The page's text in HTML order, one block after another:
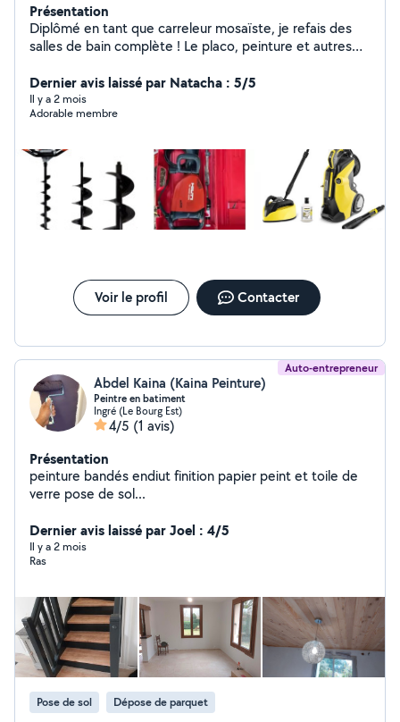
Présentation
Diplômé en tant que carreleur mosaïste, je refais des
salles de bain complète ! Le placo, peinture et autres
et véhiculé utilitaire et camion benne. N'hésitez pas à
me demander des informations
Dernier avis laissé par Natacha : 5/5
Il y a 2 mois
Adorable membre
Voir le profil Contacter
Auto-entrepreneur
Abdel Kaina (Kaina Peinture)
Peintre en batiment
Ingré (Le Bourg Est)
4/5 (1 avis)
Présentation
peinture bandés endiut finition papier peint et toile de
verre pose de sol...
Dernier avis laissé par Joel : 4/5
Il y a 2 mois
Ras
Pose de sol Dépose de parquet